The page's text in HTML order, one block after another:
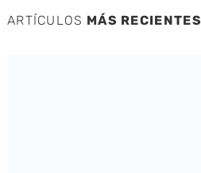
ARTÍCULOS MÁS RECIENTES